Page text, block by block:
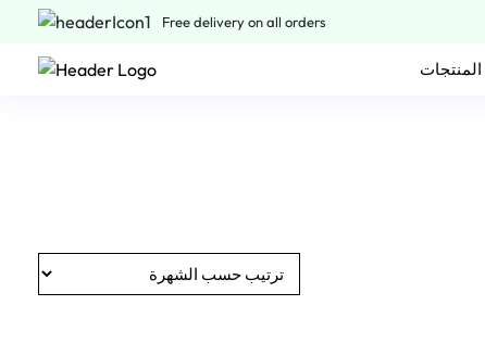
Free delivery on all orders